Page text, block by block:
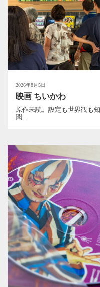
2026年8月5日
映画 ちいかわ
原作未読。設定も世界観も
聞...